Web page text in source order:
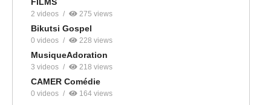
FILMS
2 videos 275 views
Bikutsi Gospel
0 videos 228 views
MusiqueAdoration
3 videos 218 views
CAMER Comédie
0 videos 164 views